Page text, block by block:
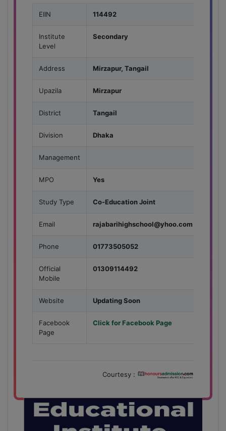
EIIN 114492
Institute
Level
Secondary
Address Mirzapur, Tangail
Upazila Mirzapur
District Tangail
Division Dhaka
Management
MPO Yes
Study Type Co-Education Joint
Email rajabarihighschool@yhoo.com
Phone 01773505052
Official
Mobile
01309114492
Website Updating Soon
Facebook
Page
Click for Facebook Page
Courtesy :